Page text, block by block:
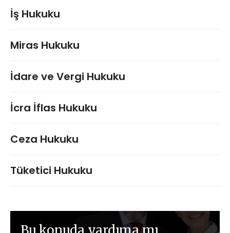
İş Hukuku
Miras Hukuku
İdare ve Vergi Hukuku
İcra İflas Hukuku
Ceza Hukuku
Tüketici Hukuku